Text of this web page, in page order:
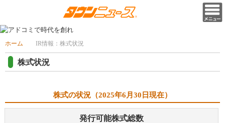
ホーム IR情報：株式状況
株式状況
株式の状況（2025年6月30日現在）
発行可能株式総数